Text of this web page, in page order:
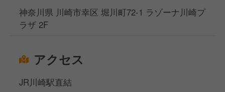
神奈川県 川崎市幸区 堀川町72-1 ラゾーナ川崎プ
ラザ 2F
アクセス
JR川崎駅直結